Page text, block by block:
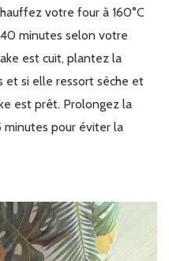
minutes selon votre
est cuit, plantez la
et si elle ressort sèche et
est prêt. Prolongez la
minutes pour éviter la